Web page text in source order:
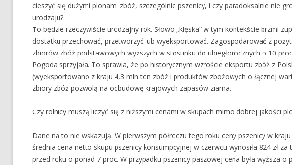
cieszyć się dużymi plonami zbóż, szczególnie pszenicy, i czy paradoksalnie nie
urodzaju?
To będzie rzeczywiście urodzajny rok. Słowo „klęska” w tym kontekście brzmi
dostatku przechować, przetworzyć lub wyeksportować. Zagospodarować z
zbiorów zbóż podstawowych wyższych w stosunku do ubiegłorocznych o 10
Pogoda sprzyjała. To sprawia, że po historycznym wzroście eksportu zbóż z
(wyeksportowano z kraju 4,3 mln ton zbóż i produktów zbożowych o łącznej
zbiory zbóż pozwolą na odbudowę krajowych zapasów ziarna.
Czy rolnicy muszą liczyć się z niższymi cenami w skupach mimo dobrej jakości
Dane na to nie wskazują. W pierwszym półroczu tego roku ceny pszenicy w kraju
średnia cena netto skupu pszenicy konsumpcyjnej w czerwcu wynosiła 824 zł za
przed roku o ponad 7 proc. W przypadku pszenicy paszowej cena była wyższa o